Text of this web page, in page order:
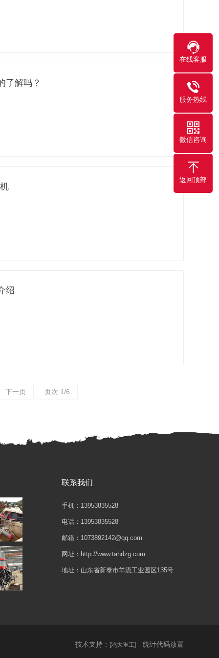
了解吗？
绍
下一页 页次 1/6
联系我们
手机：13953835528
电话：13953835528
邮箱：1073892142@qq.com
网址：http://www.tahdzg.com
地址：山东省新泰市羊流工业园区135号
技术支持： [鸿大重工] 统计代码放置
在线客服
服务热线
微信咨询
返回顶部